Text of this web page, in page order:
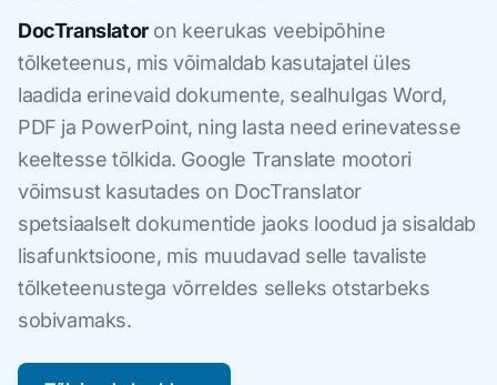
DocTranslatoron keerukas veebipõhine
tõlketeenus, mis võimaldab kasutajatel üles
laadida erinevaid dokumente, sealhulgas Word,
PDF ja PowerPoint, ning lasta need erinevatesse
keeltesse tõlkida. Google Translate mootori
võimsust kasutades on DocTranslator
spetsiaalselt dokumentide jaoks loodud ja sisaldab
lisafunktsioone, mis muudavad selle tavaliste
tõlketeenustega võrreldes selleks otstarbeks
sobivamaks.